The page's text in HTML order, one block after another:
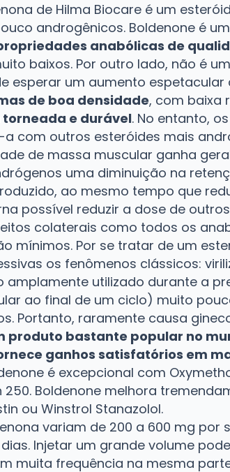
de Hilma Biocare é um
androgênicos. Boldenone é
anabólicas de
baixos. Por outro lado, não é
esperar um aumento
de boa densidade, com baixa
e durável. No entanto,
com outros esteróides mais
de massa muscular ganha
uma diminuição na
ao mesmo tempo que
possível reduzir a dose de
colaterais como todos os
mínimos. Por se tratar de um
os fenômenos clássicos:
amplamente utilizado durante a
ao final de um ciclo) muito
Portanto, raramente causa
produto bastante popular no
ganhos satisfatórios em
é excepcional com
Boldenone melhora
ou Winstrol Stanazolol.
variam de 200 a 600 mg por
Injetar um grande volume
muita frequência na mesma